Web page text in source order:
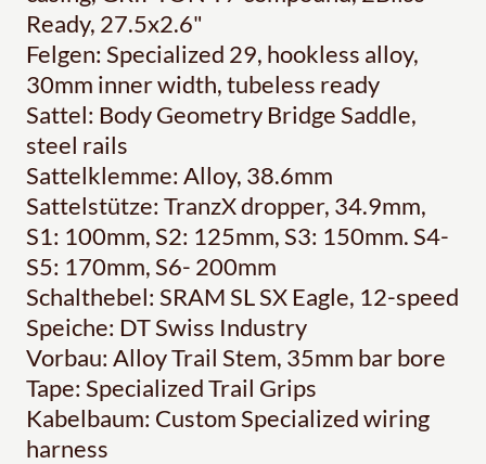
Ready, 27.5x2.6"
Felgen: Specialized 29, hookless alloy,
30mm inner width, tubeless ready
Sattel: Body Geometry Bridge Saddle,
steel rails
Sattelklemme: Alloy, 38.6mm
Sattelstütze: TranzX dropper, 34.9mm,
S1: 100mm, S2: 125mm, S3: 150mm. S4-
S5: 170mm, S6- 200mm
Schalthebel: SRAM SL SX Eagle, 12-speed
Speiche: DT Swiss Industry
Vorbau: Alloy Trail Stem, 35mm bar bore
Tape: Specialized Trail Grips
Kabelbaum: Custom Specialized wiring
harness